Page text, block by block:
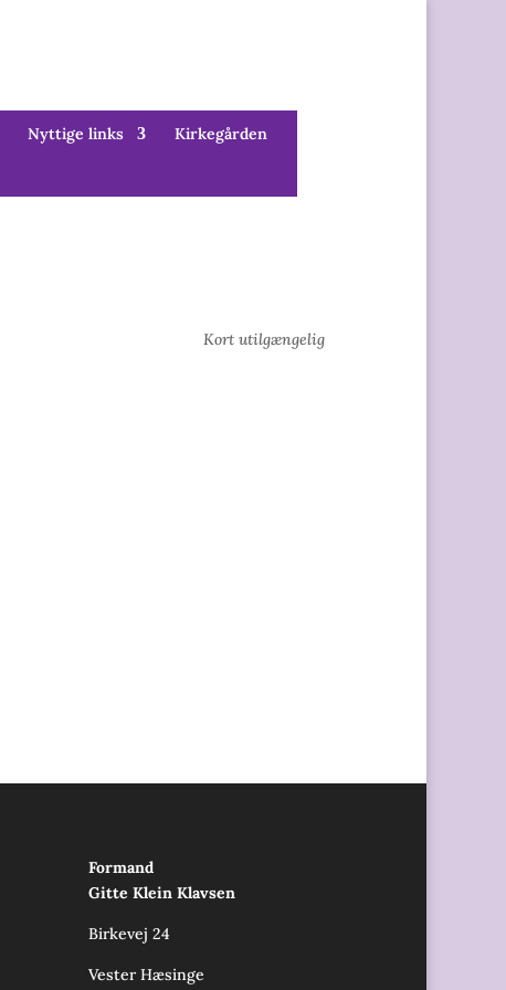
Nyttige links Kirkegården
Kort utilgængelig
Formand
Gitte Klein Klavsen
Birkevej 24
Vester Hæsinge